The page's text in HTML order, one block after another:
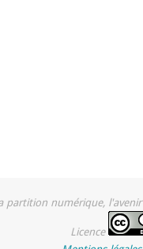
partition numérique,
Licence